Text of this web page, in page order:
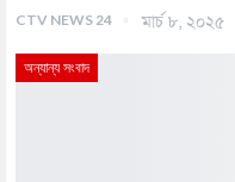
CTV NEWS 24 মার্চ ৮, ২০২৫
অন্যান্য সংবাদ